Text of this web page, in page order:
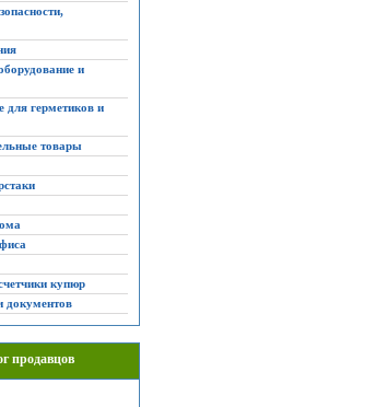
и
для герметиков и
товары
купюр
документов
продавцов